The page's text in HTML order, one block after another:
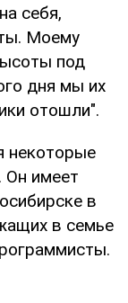
себя,
Моему
под
дня мы их
отошли".
некоторые
Он имеет
в
в семье